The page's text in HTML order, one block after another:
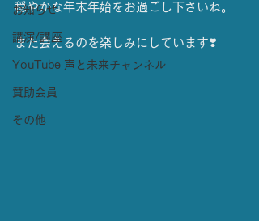
お知らせ
講演/講座
YouTube 声と未来チャンネル
賛助会員
その他
穏やかな年末年始をお過ごし下さいね。
また会えるのを楽しみにしています❣️